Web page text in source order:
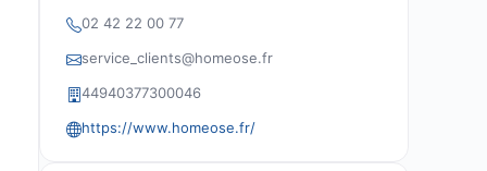
02 42 22 00 77
service_clients@homeose.fr
44940377300046
https://www.homeose.fr/